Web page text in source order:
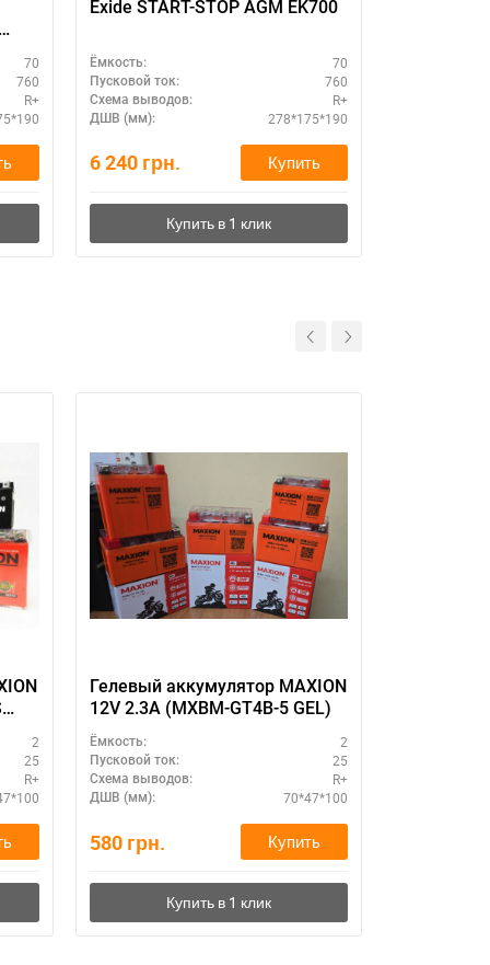
70
760
R+
Exide START-STOP AGM EK700
Ёмкость: 70
Пусковой ток: 760
Схема выводов: R+
ДШВ (мм): 278*175*190
6 240 грн. Купить
2
25
R+
Гелевый аккумулятор MAXION
12V 2.3A (MXBM-GT4B-5 GEL)
Ёмкость: 2
Пусковой ток: 25
Схема выводов: R+
ДШВ (мм): 70*47*100
580 грн. Купить